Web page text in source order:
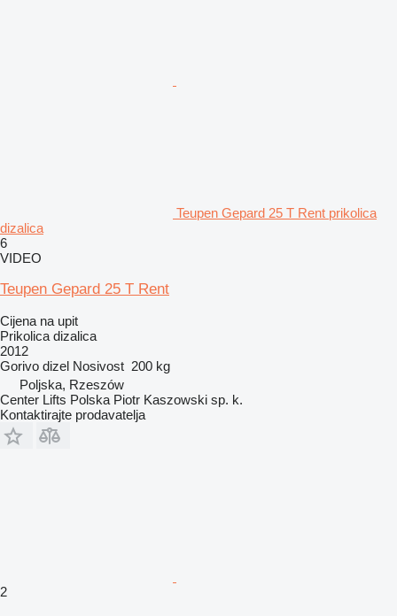
Teupen Gepard 25 T Rent prikolica
dizalica
6
VIDEO
Teupen Gepard 25 T Rent
Cijena na upit
Prikolica dizalica
2012
Gorivo dizel Nosivost 200 kg
Poljska, Rzeszów
Center Lifts Polska Piotr Kaszowski sp. k.
Kontaktirajte prodavatelja
2